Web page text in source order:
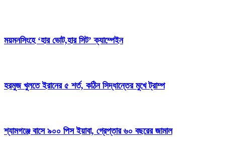
ময়মনসিংহে ‘হার ভোট,হার সিট’ ক্যাম্পেইন
হরমুজ খুলতে ইরানের ৫ শর্ত, কঠিন সিদ্ধান্তের মুখে ট্রাম্প
শ্যামগঞ্জে বাসে ৯০০ পিস ইয়াবা, গ্রেপ্তার ৬০ বছরের জামাল